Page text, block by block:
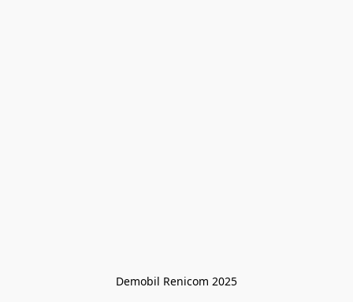
Demobil Renicom 2025